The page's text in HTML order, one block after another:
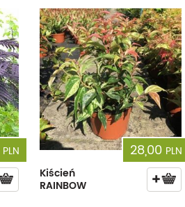
PLN
28,00 PLN
Kiścień
RAINBOW